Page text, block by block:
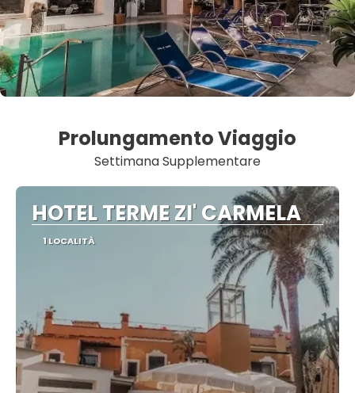
Prolungamento Viaggio
Settimana Supplementare
HOTEL TERME ZI' CARMELA
1 LOCALITÀ